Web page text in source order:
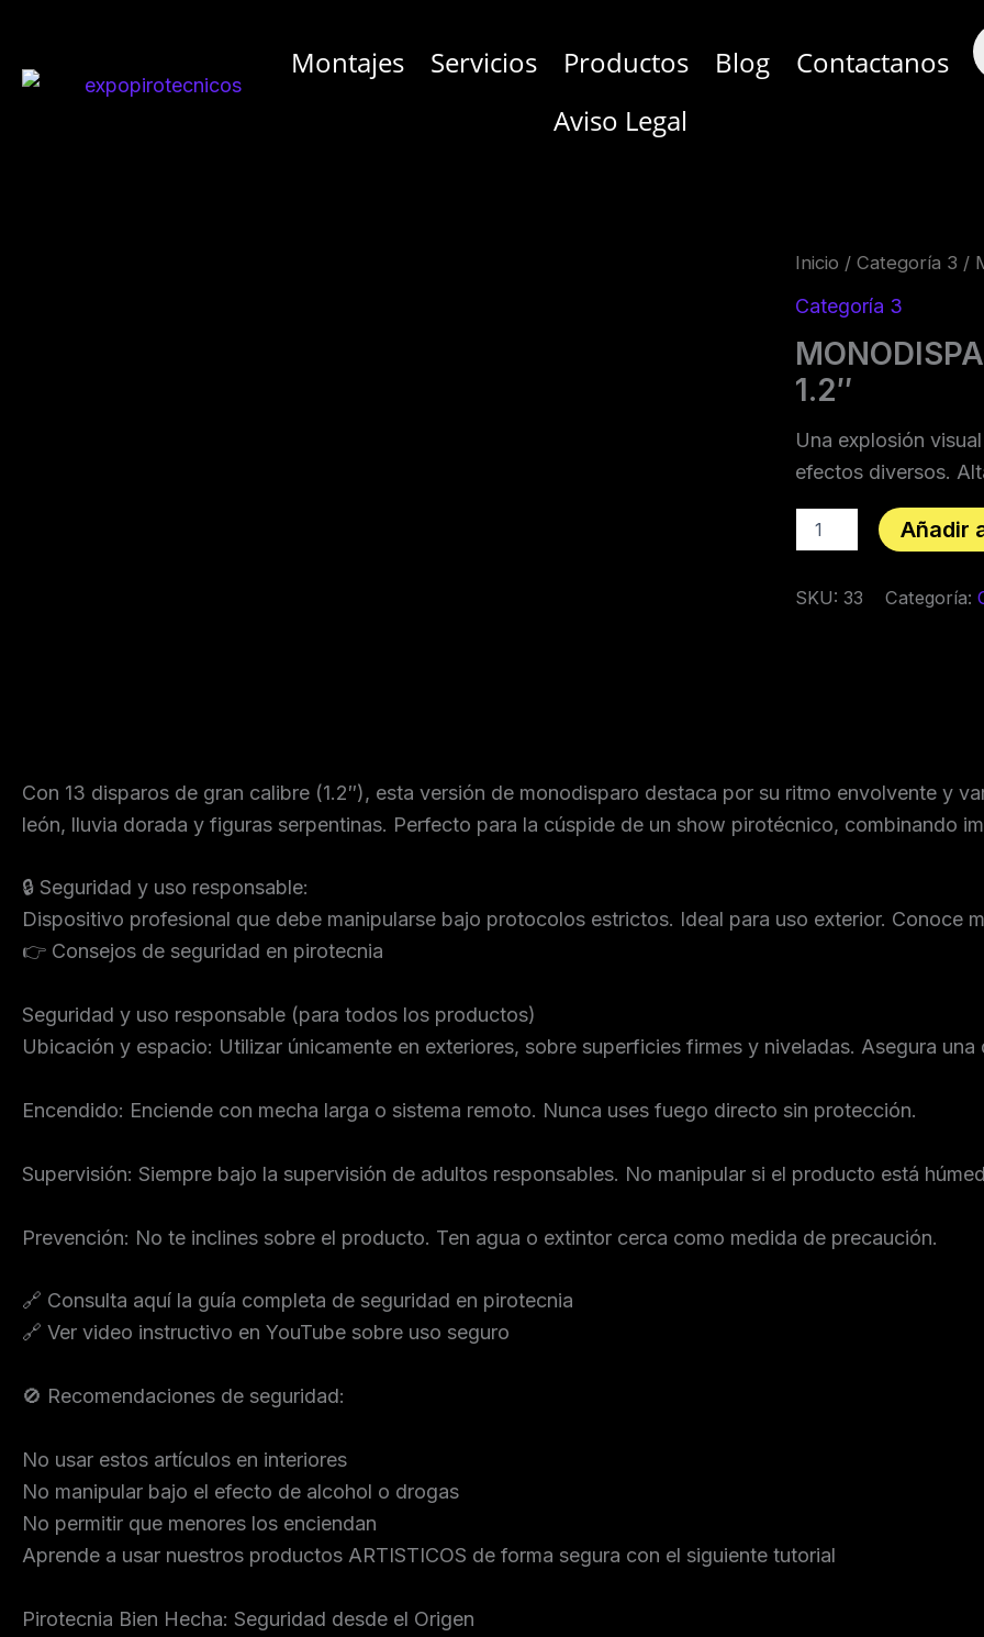
contenido
Montajes Servicios Productos Blog
Contactanos
Aviso Legal
Inicio /Categoría 3 /
Categoría 3
1.2″
Una explosión
efectos diversos.
MONODISPARO
13
TIROS
DIAMETRO
DE
1.2"
Añadir
SKU:33 Categoría:
Con 13 disparos de gran calibre (1.2″), esta versión de monodisparo destaca por su ritmo envolvente y
león, lluvia dorada y figuras serpentinas. Perfecto para la cúspide de un show pirotécnico, combinando
🔒 Seguridad y uso responsable:
Dispositivo profesional que debe manipularse bajo protocolos estrictos. Ideal para uso exterior. Conoce
👉 Consejos de seguridad en pirotecnia
Seguridad y uso responsable (para todos los productos)
Ubicación y espacio: Utilizar únicamente en exteriores, sobre superficies firmes y niveladas. Asegura
Encendido: Enciende con mecha larga o sistema remoto. Nunca uses fuego directo sin protección.
Supervisión: Siempre bajo la supervisión de adultos responsables. No manipular si el producto está
Prevención: No te inclines sobre el producto. Ten agua o extintor cerca como medida de precaución.
🔗 Consulta aquí la guía completa de seguridad en pirotecnia
🔗 Ver video instructivo en YouTube sobre uso seguro
🚫 Recomendaciones de seguridad:
No usar estos artículos en interiores
No manipular bajo el efecto de alcohol o drogas
No permitir que menores los enciendan
Aprende a usar nuestros productos ARTISTICOS de forma segura con el siguiente tutorial
Pirotecnia Bien Hecha: Seguridad desde el Origen